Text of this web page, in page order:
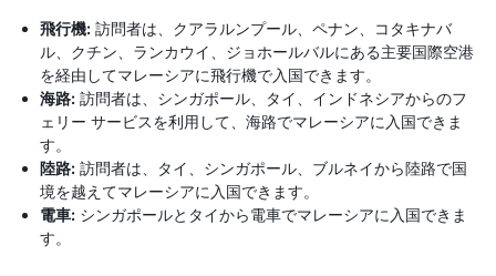
飛行機: 訪問者は、クアラルンプール、ペナン、コタキナバ
ル、クチン、ランカウイ、ジョホールバルにある主要国際空港
を経由してマレーシアに飛行機で入国できます。
海路: 訪問者は、シンガポール、タイ、インドネシアからのフ
ェリー サービスを利用して、海路でマレーシアに入国できま
す。
陸路: 訪問者は、タイ、シンガポール、ブルネイから陸路で国
境を越えてマレーシアに入国できます。
電車: シンガポールとタイから電車でマレーシアに入国できま
す。